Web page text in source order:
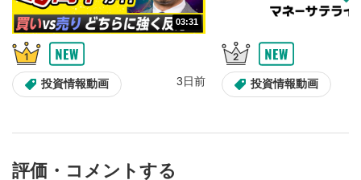
画質の選択/再生速度の変更ができます。
スマートフォンで視聴の場合は画面右下の設定(歯車マーク)
より選択できます。
10
YouTubeリンク
11
全画面表示
のサイズに戻ります。
03:31
投資情報動画 3日前 投資情報動画
評価・コメントする